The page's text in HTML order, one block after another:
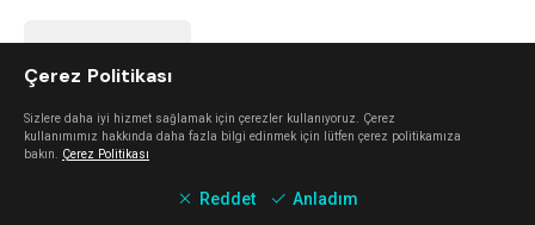
Çerez Politikası
Sizlere daha iyi hizmet sağlamak için çerezler kullanıyoruz. Çerez
kullanımımız hakkında daha fazla bilgi edinmek için lütfen çerez politikamıza
bakın. Çerez Politikası
Reddet Anladım